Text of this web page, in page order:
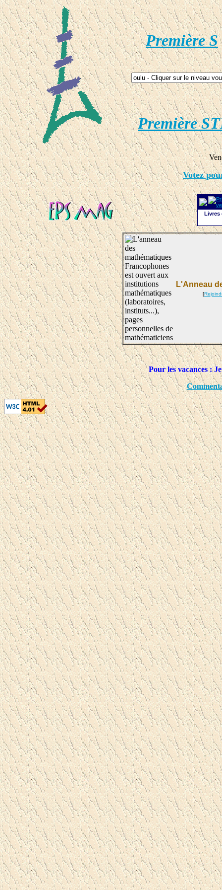
Première S
Première
Votez
Livres
L'Anneau
[
Pour les vacances :